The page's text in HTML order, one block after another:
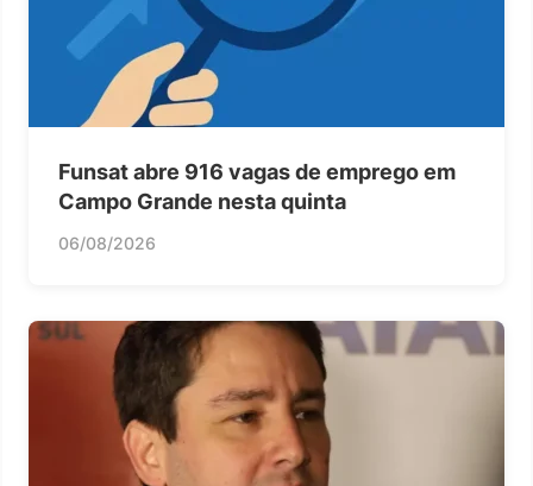
Funsat abre 916 vagas de emprego em
Campo Grande nesta quinta
06/08/2026